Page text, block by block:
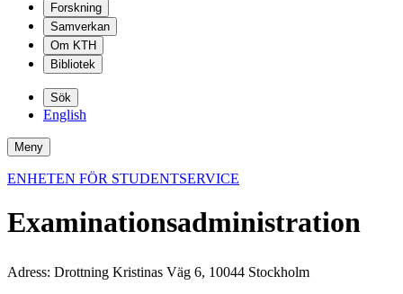
Forskning
Samverkan
Om KTH
Bibliotek
Sök
English
Meny
ENHETEN FÖR STUDENTSERVICE
Examinationsadministration
Adress: Drottning Kristinas Väg 6, 10044 Stockholm